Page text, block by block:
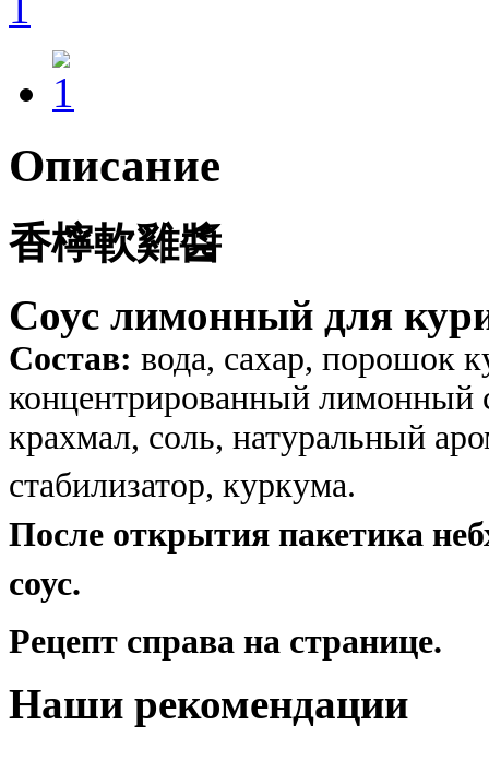
Описание
香檸軟雞醬
Соус лимонный для
Состав: вода, сахар, порошок
концентрированный лимонный
крахмал, соль, натуральный
стабилизатор, куркума.
После открытия пакетика
соус.
Рецепт справа на странице.
Наши рекомендации